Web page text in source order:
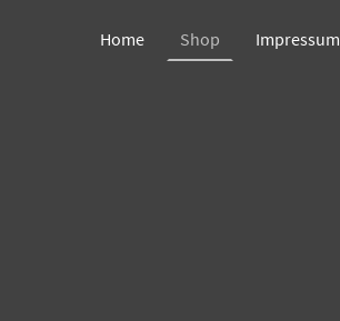
Home Shop Impressum